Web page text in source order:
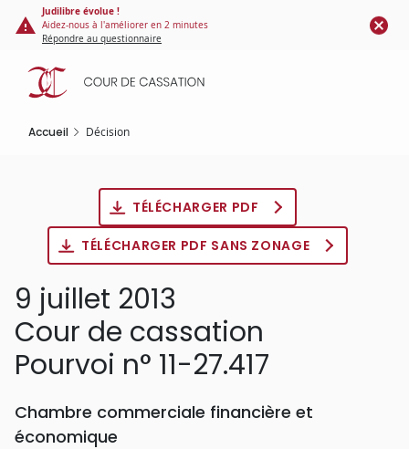
Panneau de gestion des cookies
contenu
principal
Judilibre évolue !
Aidez-nous à l'améliorer en 2 minutes
Répondre au questionnaire
Accueil Décision
TÉLÉCHARGER PDF
TÉLÉCHARGER PDF SANS ZONAGE
9 juillet 2013
Cour de cassation
Pourvoi n° 11-27.417
Chambre commerciale financière et
économique